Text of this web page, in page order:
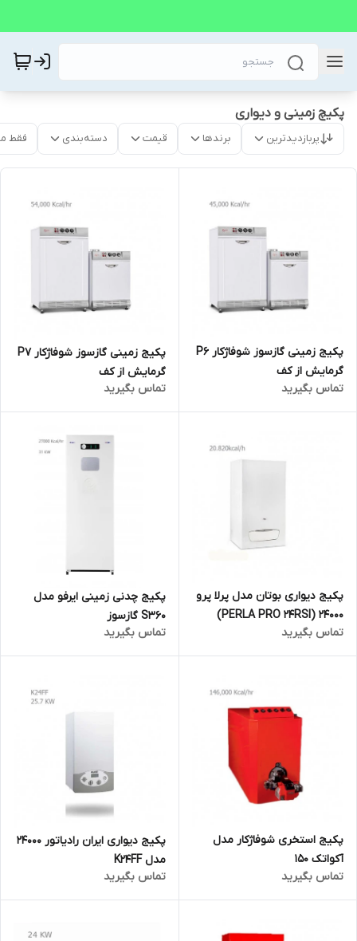
پکیچ زمینی و دیواری
پربازدیدترین برندها قیمت دسته‌بندی فقط
پکیج زمینی گازسوز شوفاژکار P6
گرمایش از کف
تماس بگیرید
پکیج زمینی گازسوز شوفاژکار P7
گرمایش از کف
تماس بگیرید
پکیج دیواری بوتان مدل پرلا پرو
24000 (PERLA PRO 24RSI)
تماس بگیرید
پکیج چدنی زمینی ایرفو مدل
S360 گازسوز
تماس بگیرید
پکیج استخری شوفاژکار مدل
آکواتک 150
تماس بگیرید
پکیج دیواری ایران رادیاتور 24000
مدل K24FF
تماس بگیرید